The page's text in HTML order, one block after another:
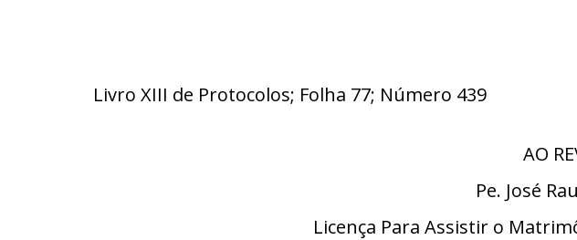
Livro XIII de Protocolos; Folha 77; Número 439
AO
Pe. José
Licença Para Assistir o